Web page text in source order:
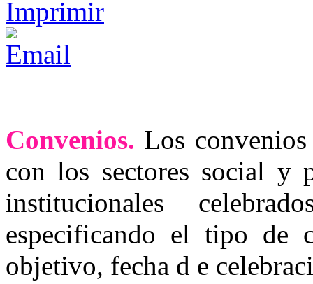
Convenios. Los
con los sectores social y
institucionales
especificando el tipo de
objetivo, fecha d e